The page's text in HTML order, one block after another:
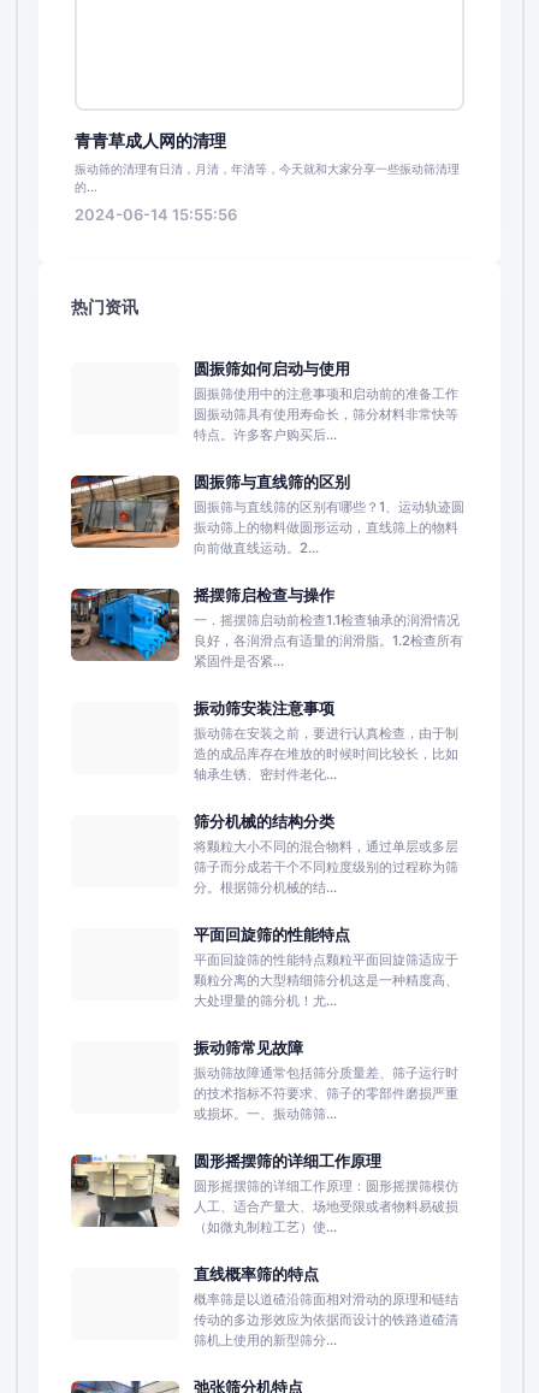
青青草成人网的清理
振动筛的清理有日清，月清，年清等，今天就和大家分享一些振动筛清理
的...
2024-06-14 15:55:56
热门资讯
圆振筛如何启动与使用
圆振筛使用中的注意事项和启动前的准备工作
圆振动筛具有使用寿命长，筛分材料非常快等
特点。许多客户购买后...
圆振筛与直线筛的区别
圆振筛与直线筛的区别有哪些？1、运动轨迹圆
振动筛上的物料做圆形运动，直线筛上的物料
向前做直线运动。2...
摇摆筛启检查与操作
一．摇摆筛启动前检查1.1检查轴承的润滑情况
良好，各润滑点有适量的润滑脂。1.2检查所有
紧固件是否紧...
振动筛安装注意事项
振动筛在安装之前，要进行认真检查，由于制
造的成品库存在堆放的时候时间比较长，比如
轴承生锈、密封件老化...
筛分机械的结构分类
将颗粒大小不同的混合物料，通过单层或多层
筛子而分成若干个不同粒度级别的过程称为筛
分。根据筛分机械的结...
平面回旋筛的性能特点
平面回旋筛的性能特点颗粒平面回旋筛适应于
颗粒分离的大型精细筛分机这是一种精度高、
大处理量的筛分机！尤...
振动筛常见故障
振动筛故障通常包括筛分质量差、筛子运行时
的技术指标不符要求、筛子的零部件磨损严重
或损坏。一、振动筛筛...
圆形摇摆筛的详细工作原理
圆形摇摆筛的详细工作原理：圆形摇摆筛模仿
人工、适合产量大、场地受限或者物料易破损
（如微丸制粒工艺）使...
直线概率筛的特点
概率筛是以道碴沿筛面相对滑动的原理和链结
传动的多边形效应为依据而设计的铁路道碴清
筛机上使用的新型筛分...
弛张筛分机特点